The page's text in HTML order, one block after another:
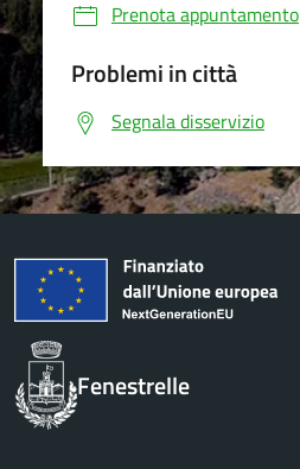
Prenota appuntamento
Problemi in città
Segnala disservizio
Fenestrelle